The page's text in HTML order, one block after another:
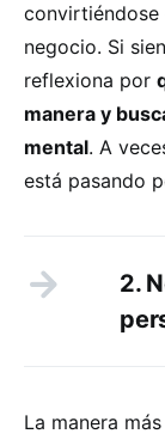
convirtiéndose
negocio. Si
reflexiona por
manera y
mental. A
está pasando
2.
La manera